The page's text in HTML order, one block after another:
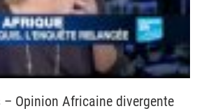
Opinion Africaine divergente